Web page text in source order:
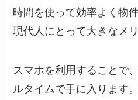
時間を使って効率よく物
現代人にとって大きなメ
スマホを利用することで
ルタイムで手に入ります